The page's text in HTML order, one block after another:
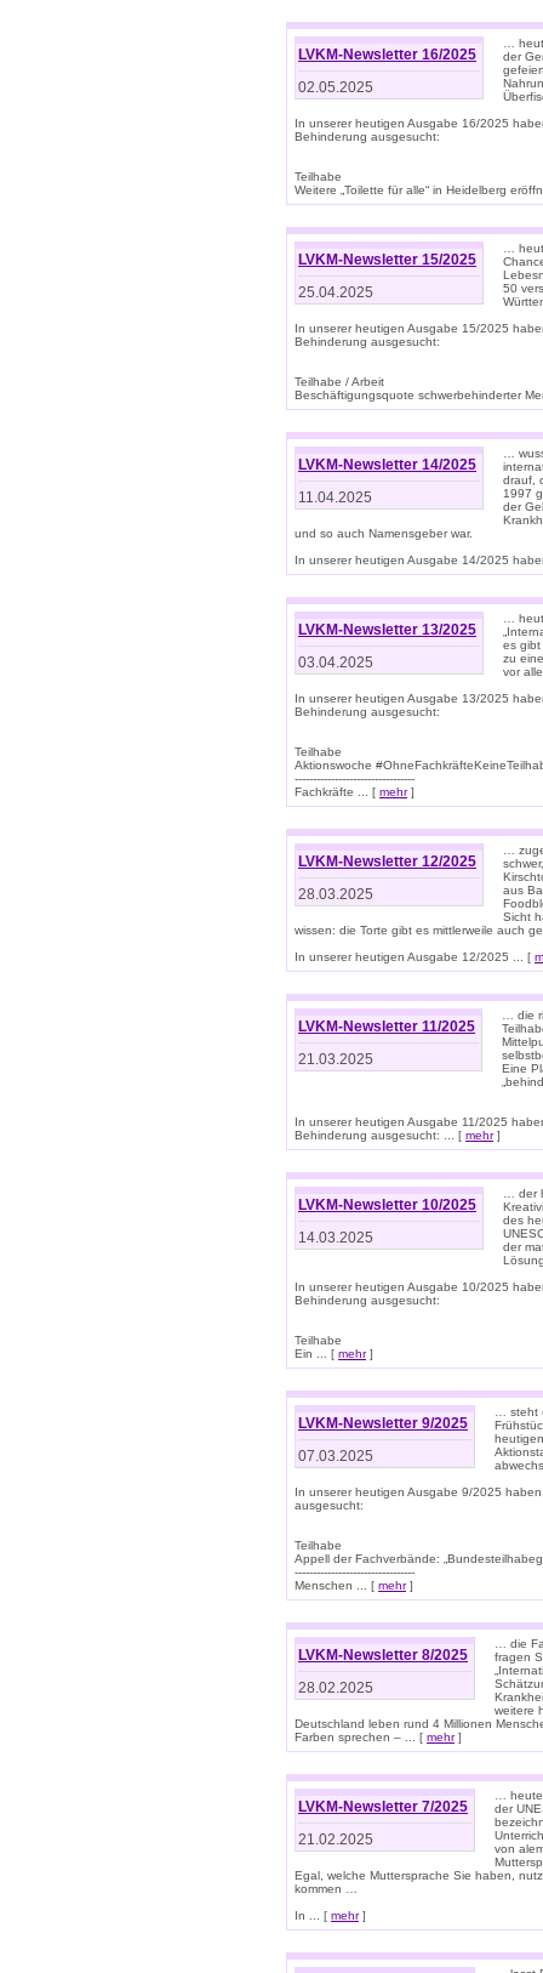
LVKM-Newsletter 16/2025
02.05.2025
…
der
In unserer heutigen Ausgabe 16/2025
Behinderung ausgesucht:
Teilhabe
Weitere „Toilette für alle“ in Heidelberg
LVKM-Newsletter 15/2025
25.04.2025
…
50
In unserer heutigen Ausgabe 15/2025
Behinderung ausgesucht:
Teilhabe / Arbeit
Beschäftigungsquote schwerbehinderter
LVKM-Newsletter 14/2025
11.04.2025
…
drauf,
1997
der
und so auch Namensgeber war.
In unserer heutigen Ausgabe 14/2025
LVKM-Newsletter 13/2025
03.04.2025
…
es gibt
zu
vor
In unserer heutigen Ausgabe 13/2025
Behinderung ausgesucht:
Teilhabe
Aktionswoche
---------------------------------
Fachkräfte ... [ mehr]
LVKM-Newsletter 12/2025
28.03.2025
…
aus
Sicht
wissen: die Torte gibt es mittlerweile auch
In unserer heutigen Ausgabe 12/2025 ... [
LVKM-Newsletter 11/2025
21.03.2025
… die
Eine
In unserer heutigen Ausgabe 11/2025
Behinderung ausgesucht: ... [ mehr]
LVKM-Newsletter 10/2025
14.03.2025
… der
des
der
In unserer heutigen Ausgabe 10/2025
Behinderung ausgesucht:
Teilhabe
Ein ... [ mehr]
LVKM-Newsletter 9/2025
07.03.2025
… steht
In unserer heutigen Ausgabe 9/2025
ausgesucht:
Teilhabe
Appell der Fachverbände:
---------------------------------
Menschen ... [ mehr]
LVKM-Newsletter 8/2025
28.02.2025
… die
fragen
weitere
Deutschland leben rund 4 Millionen
Farben sprechen – ... [ mehr]
LVKM-Newsletter 7/2025
21.02.2025
…
der
von
Egal, welche Muttersprache Sie haben,
kommen …
In ... [ mehr]